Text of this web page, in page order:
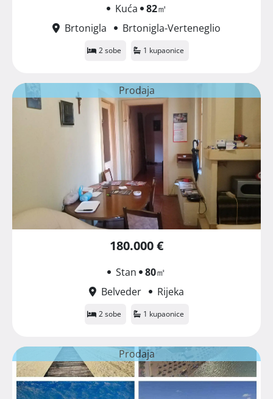
Kuća 82㎡
Brtonigla
Brtonigla-Verteneglio
2 sobe 1 kupaonice
Prodaja
180.000 €
Stan 80㎡
Belveder
Rijeka
2 sobe 1 kupaonice
Prodaja